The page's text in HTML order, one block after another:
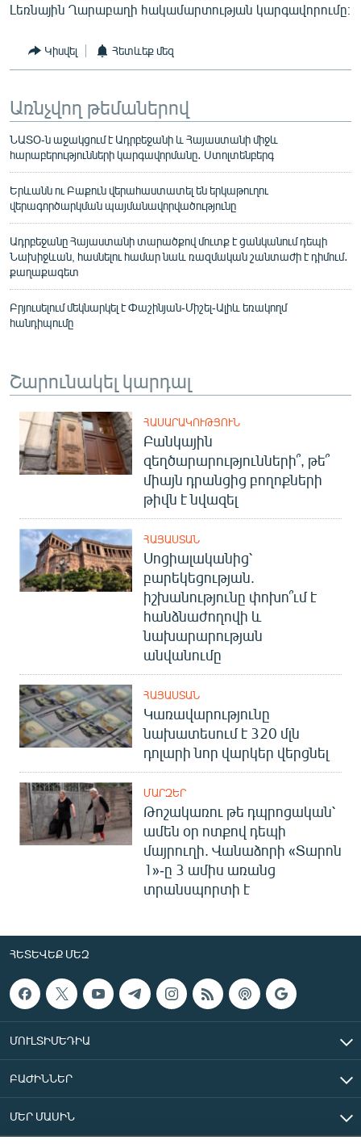
Լեռնային Ղարաբաղի հակամարտության կարգավորումը։
Կիսվել Հետևեք մեզ
Առնչվող թեմաներով
ՆԱՏՕ-ն աջակցում է Ադրբեջանի և Հայաստանի միջև
հարաբերությունների կարգավորմանը․ Ստոլտենբերգ
Երևանն ու Բաքուն վերահաստատել են երկաթուղու
վերագործարկման պայմանավորվածությունը
Ադրբեջանը Հայաստանի տարածքով մուտք է ցանկանում դեպի
Նախիջևան, հասնելու համար նաև ռազմական շանտաժի է դիմում․
քաղաքագետ
Բրյուսելում մեկնարկել է Փաշինյան-Միշել-Ալիև եռակողմ
հանդիպումը
Շարունակել կարդալ
ՀԱՍԱՐԱԿՈՒԹՅՈՒՆ
Բանկային
զեղծարարությունների՞, թե՞
միայն դրանցից բողոքների
թիվն է նվազել
ՀԱՅԱՍՏԱՆ
Սոցիալականից՝
բարեկեցության.
իշխանությունը փոխո՞ւմ է
հանձնաժողովի և
նախարարության
անվանումը
ՀԱՅԱՍՏԱՆ
Կառավարությունը
նախատեսում է 320 մլն
դոլարի նոր վարկեր վերցնել
ՄԱՐԶԵՐ
Թոշակառու թե դպրոցական՝
ամեն օր ոտքով դեպի
մայրուղի. Վանաձորի «Տարոն
1»-ը 3 ամիս առանց
տրանսպորտի է
ՀԵՏԵՎԵՔ ՄԵԶ
ՄՈՒԼՏԻՄԵԴԻԱ
ԲԱԺԻՆՆԵՐ
ՄԵՐ ՄԱՍԻՆ